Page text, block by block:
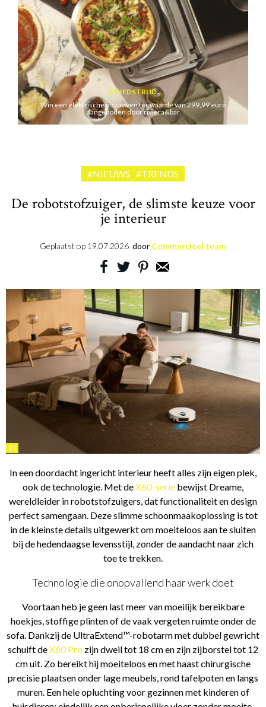
WEDSTRIJD
Win een elektrische pizzaoven ter waarde van 299,99 euro
aangeboden door riviera&bar
#NIEUWS #TRENDS
De robotstofzuiger, de slimste keuze voor
je interieur
Geplaatst op 19.07.2026 door Commercieel team
©
In een doordacht ingericht interieur heeft alles zijn eigen plek,
ook de technologie. Met deX60-serie bewijst Dreame,
wereldleider in robotstofzuigers, dat functionaliteit en design
perfect samengaan. Deze slimme schoonmaakoplossing is tot
in de kleinste details uitgewerkt om moeiteloos aan te sluiten
bij de hedendaagse levensstijl, zonder de aandacht naar zich
toe te trekken.
Technologie die onopvallend haar werk doet
Voortaan heb je geen last meer van moeilijk bereikbare
hoekjes, stoffige plinten of de vaak vergeten ruimte onder de
sofa. Dankzij de UltraExtend™-robotarm met dubbel gewricht
schuift deX60 Pro zijn dweil tot 18 cm en zijn zijborstel tot 12
cm uit. Zo bereikt hij moeiteloos en met haast chirurgische
precisie plaatsen onder lage meubels, rond tafelpoten en langs
muren. Een hele opluchting voor gezinnen met kinderen of